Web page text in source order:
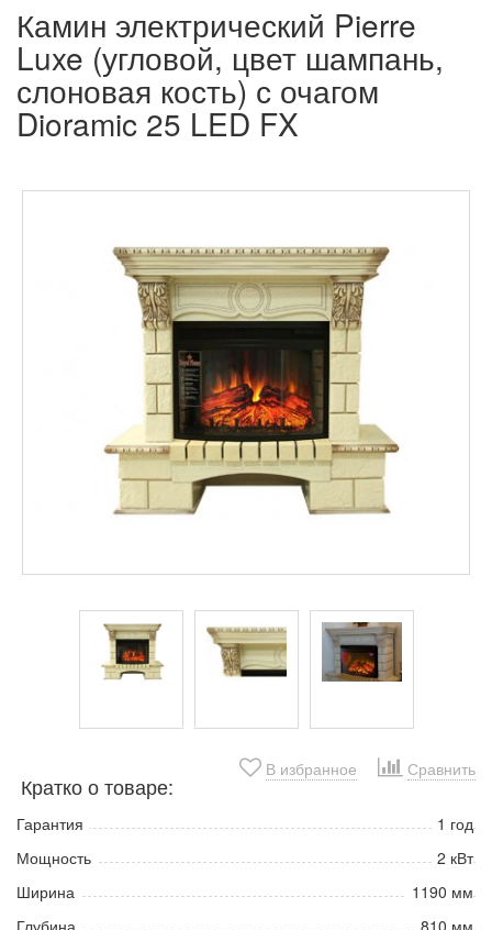
Камин электрический Pierre
Luxe (угловой, цвет шампань,
слоновая кость) с очагом
Dioramic 25 LED FX
В избранное Сравнить
Кратко о товаре:
Гарантия
1 год
Мощность
2 кВт
Ширина
1190 мм
Глубина
810 мм